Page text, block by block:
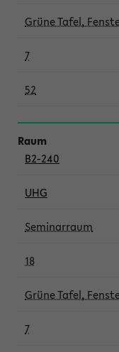
Grüne Tafel,
7
52
B2-240
UHG
Seminarraum
18
Grüne Tafel,
7